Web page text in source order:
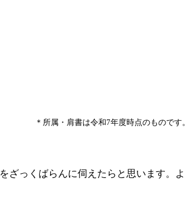
＊所属・肩書は令和7年度時点のものです。
をざっくばらんに伺えたらと思います。よ